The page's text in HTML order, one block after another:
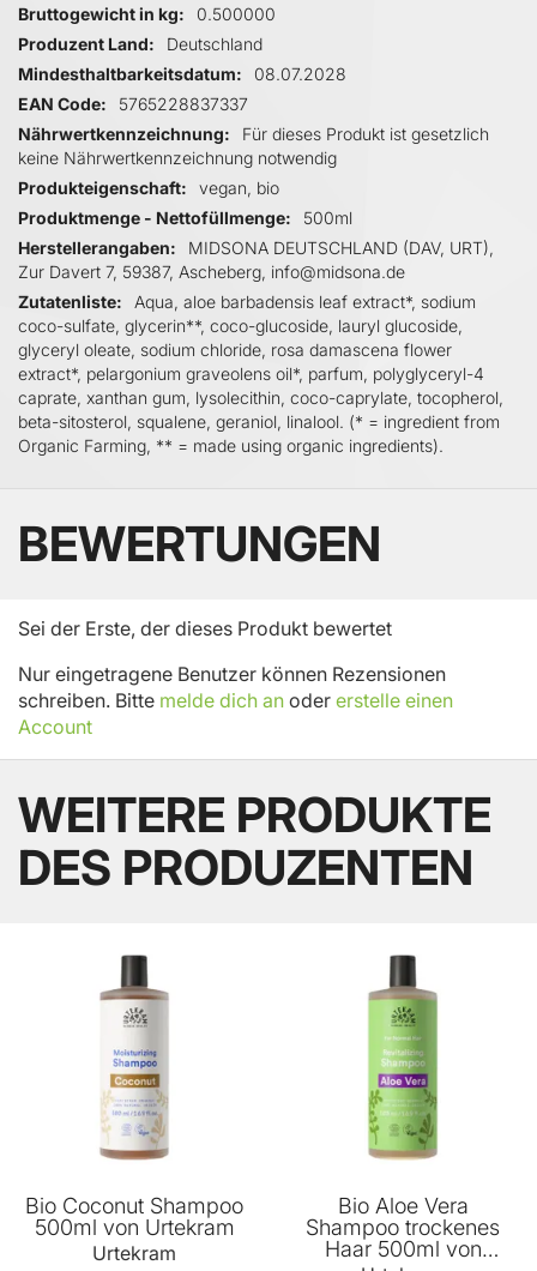
Bruttogewicht in kg
0.500000
Produzent Land
Deutschland
Mindesthaltbarkeitsdatum
08.07.2028
EAN Code
5765228837337
Nährwertkennzeichnung
Für dieses Produkt ist gesetzlich
keine Nährwertkennzeichnung notwendig
Produkteigenschaft
vegan, bio
Produktmenge - Nettofüllmenge
500ml
Herstellerangaben
MIDSONA DEUTSCHLAND (DAV, URT),
Zur Davert 7, 59387, Ascheberg, info@midsona.de
Zutatenliste
Aqua, aloe barbadensis leaf extract*, sodium
coco-sulfate, glycerin**, coco-glucoside, lauryl glucoside,
glyceryl oleate, sodium chloride, rosa damascena flower
extract*, pelargonium graveolens oil*, parfum, polyglyceryl-4
caprate, xanthan gum, lysolecithin, coco-caprylate, tocopherol,
beta-sitosterol, squalene, geraniol, linalool. (* = ingredient from
Organic Farming, ** = made using organic ingredients).
BEWERTUNGEN
Sei der Erste, der dieses Produkt bewertet
Nur eingetragene Benutzer können Rezensionen
schreiben. Bitte melde dich an oder erstelle einen
Account
WEITERE PRODUKTE
DES PRODUZENTEN
Bio Coconut Shampoo
500ml von Urtekram
Urtekram
Bio Aloe Vera
Shampoo trockenes
Haar 500ml von